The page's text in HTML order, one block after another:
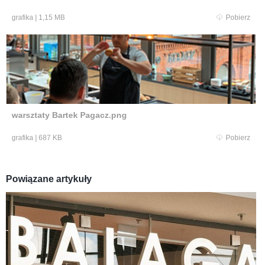
grafika | 1,15 MB Pobierz
warsztaty Bartek Pagacz.png
grafika | 687 KB Pobierz
Powiązane artykuły